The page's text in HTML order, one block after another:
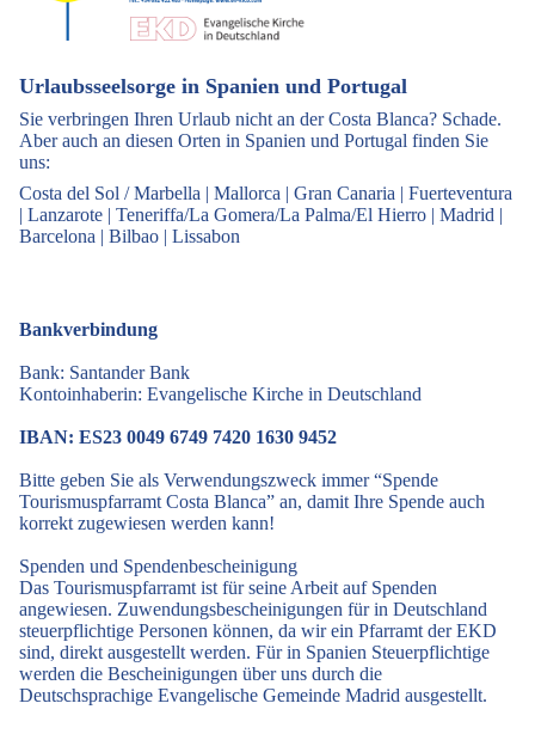
Urlaubsseelsorge in Spanien und Portugal
Sie verbringen Ihren Urlaub nicht an der Costa Blanca? Schade.
Aber auch an diesen Orten in Spanien und Portugal finden Sie
uns:
Costa del Sol / Marbella | Mallorca | Gran Canaria | Fuerteventura
| Lanzarote | Teneriffa/La Gomera/La Palma/El Hierro | Madrid |
Barcelona | Bilbao | Lissabon
Bankverbindung
Bank: Santander Bank
Kontoinhaberin: Evangelische Kirche in Deutschland
IBAN: ES23 0049 6749 7420 1630 9452
Bitte geben Sie als Verwendungszweck immer “Spende
Tourismuspfarramt Costa Blanca” an, damit Ihre Spende auch
korrekt zugewiesen werden kann!
Spenden und Spendenbescheinigung
Das Tourismuspfarramt ist für seine Arbeit auf Spenden
angewiesen. Zuwendungsbescheinigungen für in Deutschland
steuerpflichtige Personen können, da wir ein Pfarramt der EKD
sind, direkt ausgestellt werden. Für in Spanien Steuerpflichtige
werden die Bescheinigungen über uns durch die
Deutschsprachige Evangelische Gemeinde Madrid ausgestellt.